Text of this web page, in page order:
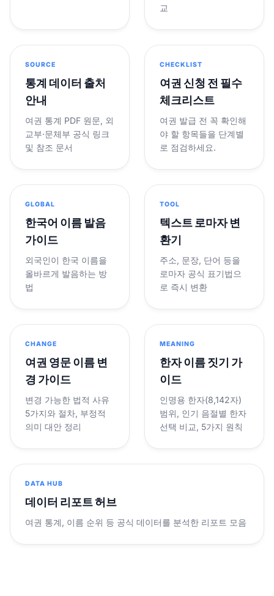
교
SOURCE
통계 데이터 출처
안내
여권 통계 PDF 원문, 외
교부·문체부 공식 링크
및 참조 문서
CHECKLIST
여권 신청 전 필수
체크리스트
여권 발급 전 꼭 확인해
야 할 항목들을 단계별
로 점검하세요.
GLOBAL
한국어 이름 발음
가이드
외국인이 한국 이름을
올바르게 발음하는 방
법
TOOL
텍스트 로마자 변
환기
주소, 문장, 단어 등을
로마자 공식 표기법으
로 즉시 변환
CHANGE
여권 영문 이름 변
경 가이드
변경 가능한 법적 사유
5가지와 절차, 부정적
의미 대안 정리
MEANING
한자 이름 짓기 가
이드
인명용 한자(8,142자)
범위, 인기 음절별 한자
선택 비교, 5가지 원칙
DATA HUB
데이터 리포트 허브
여권 통계, 이름 순위 등 공식 데이터를 분석한 리포트 모음